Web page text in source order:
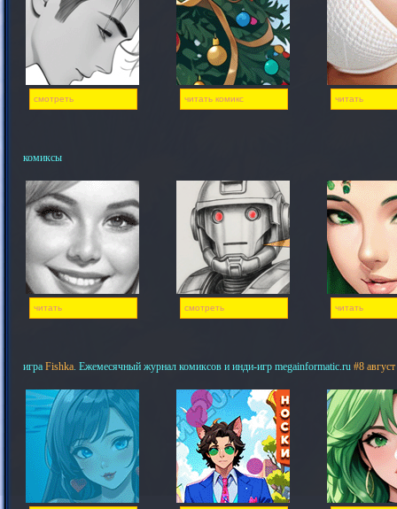
смотреть читать комикс читать
комиксы
читать смотреть читать
игра Fishka. Ежемесячный журнал комиксов и инди-игр megainformatic.ru #8